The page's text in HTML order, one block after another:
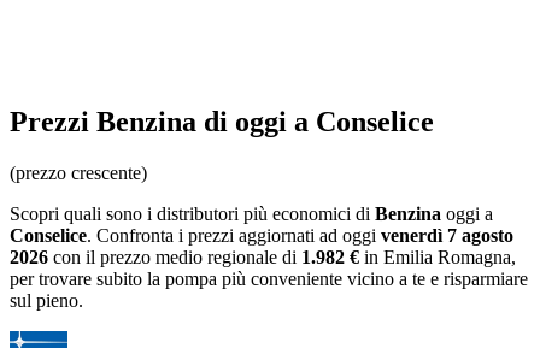
Prezzi Benzina di oggi a Conselice
(prezzo crescente)
Scopri quali sono i distributori più economici di Benzina oggi a
Conselice. Confronta i prezzi aggiornati ad oggi venerdì 7 agosto
2026 con il prezzo medio regionale di 1.982 € in Emilia Romagna,
per trovare subito la pompa più conveniente vicino a te e risparmiare
sul pieno.